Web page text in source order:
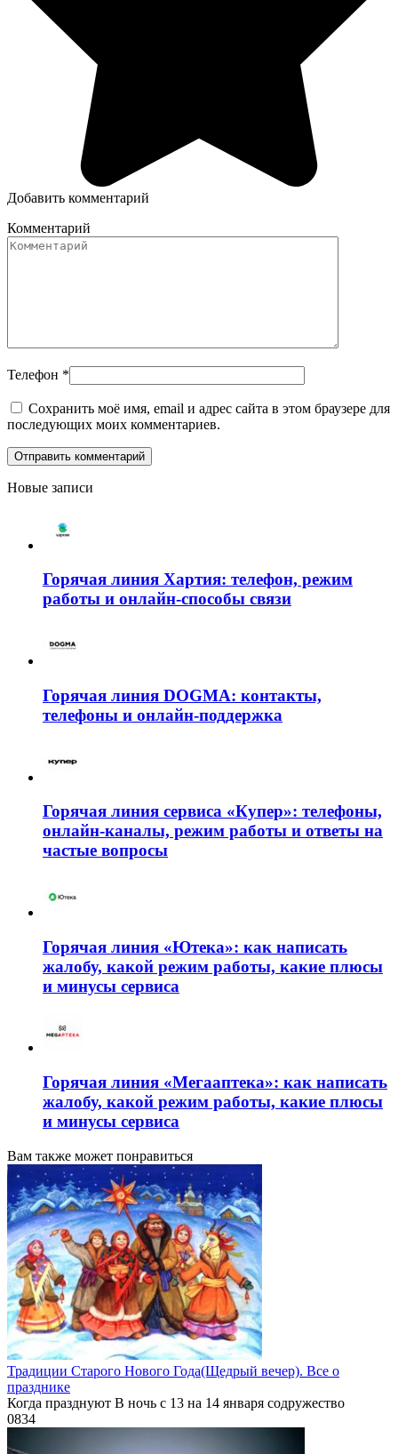
Добавить комментарий
Комментарий
Телефон *
Сохранить моё имя, email и адрес сайта в этом браузере для
последующих моих комментариев.
Новые записи
Горячая линия Хартия: телефон, режим
работы и онлайн-способы связи
Горячая линия DOGMA: контакты,
телефоны и онлайн-поддержка
Горячая линия сервиса «Купер»: телефоны,
онлайн-каналы, режим работы и ответы на
частые вопросы
Горячая линия «Ютека»: как написать
жалобу, какой режим работы, какие плюсы
и минусы сервиса
Горячая линия «Мегааптека»: как написать
жалобу, какой режим работы, какие плюсы
и минусы сервиса
Вам также может понравиться
Традиции Старого Нового Года(Щедрый вечер). Все о
празднике
Когда празднуют В ночь с 13 на 14 января содружество
0834